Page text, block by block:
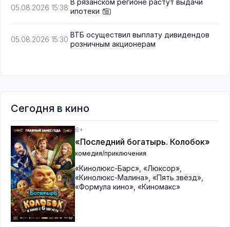
05.08.2026 15:38
В рязанском регионе растут выдачи
ипотеки
05.08.2026 15:30
ВТБ осуществил выплату дивидендов
розничным акционерам
Сегодня в кино
6+
«Последний богатырь. Колобок»
комедия/приключения
«Кинолюкс-Барс» «Люксор»
«Кинолюкс-Малина» «Пять звёзд»
«Формула кино» «Киномакс»